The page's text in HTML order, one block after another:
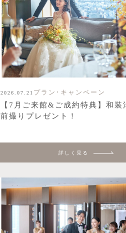
2026.07.21 プラン･キャンペーン
【7月ご来館&ご成約特典】和装
前撮りプレゼント！
詳しく見る